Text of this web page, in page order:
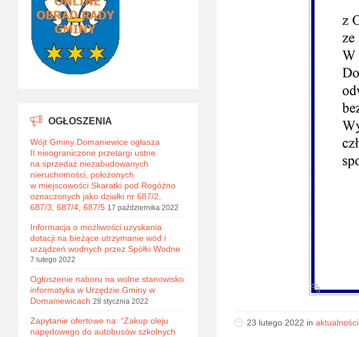
23 lutego 2022 in aktualności
OGŁOSZENIA
Wójt Gminy Domaniewice ogłasza
II nieograniczone przetargi ustne
na sprzedaż niezabudowanych
nieruchomości, położonych
w miejscowości Skaratki pod Rogóźno
oznaczonych jako działki nr 687/2,
687/3, 687/4, 687/5 17 października 2022
Informacja o możliwości uzyskania
dotacji na bieżące utrzymanie wód i
urządzeń wodnych przez Spółki Wodne
7 lutego 2022
Ogłoszenie naboru na wolne stanowisko
informatyka w Urzędzie Gminy w
Domaniewicach 28 stycznia 2022
Zapytanie ofertowe na: “Zakup oleju
napędowego do autobusów szkolnych